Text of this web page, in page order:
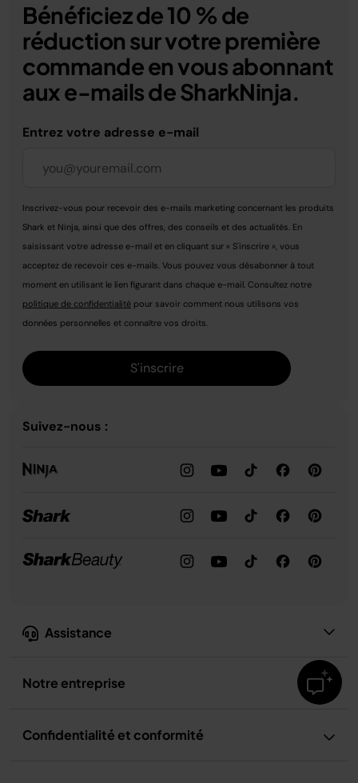
Assistance
Notre entreprise
Confidentialité et conformité
Bénéficiez de 10 % de
réduction sur votre première
commande en vous abonnant
aux e-mails de SharkNinja.
Entrez votre adresse e-mail
Inscrivez-vous pour recevoir des e-mails marketing concernant les produits
Shark et Ninja, ainsi que des offres, des conseils et des actualités. En
saisissant votre adresse e-mail et en cliquant sur « S'inscrire », vous
acceptez de recevoir ces e-mails. Vous pouvez vous désabonner à tout
moment en utilisant le lien figurant dans chaque e-mail. Consultez notre
politique de confidentialité pour savoir comment nous utilisons vos
données personnelles et connaître vos droits.
S'inscrire
Suivez-nous :